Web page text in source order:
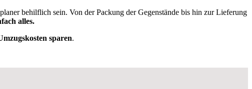
behilflich sein. Von der Packung der Gegenstände bis hin zur Lieferung
alles.
sparen.